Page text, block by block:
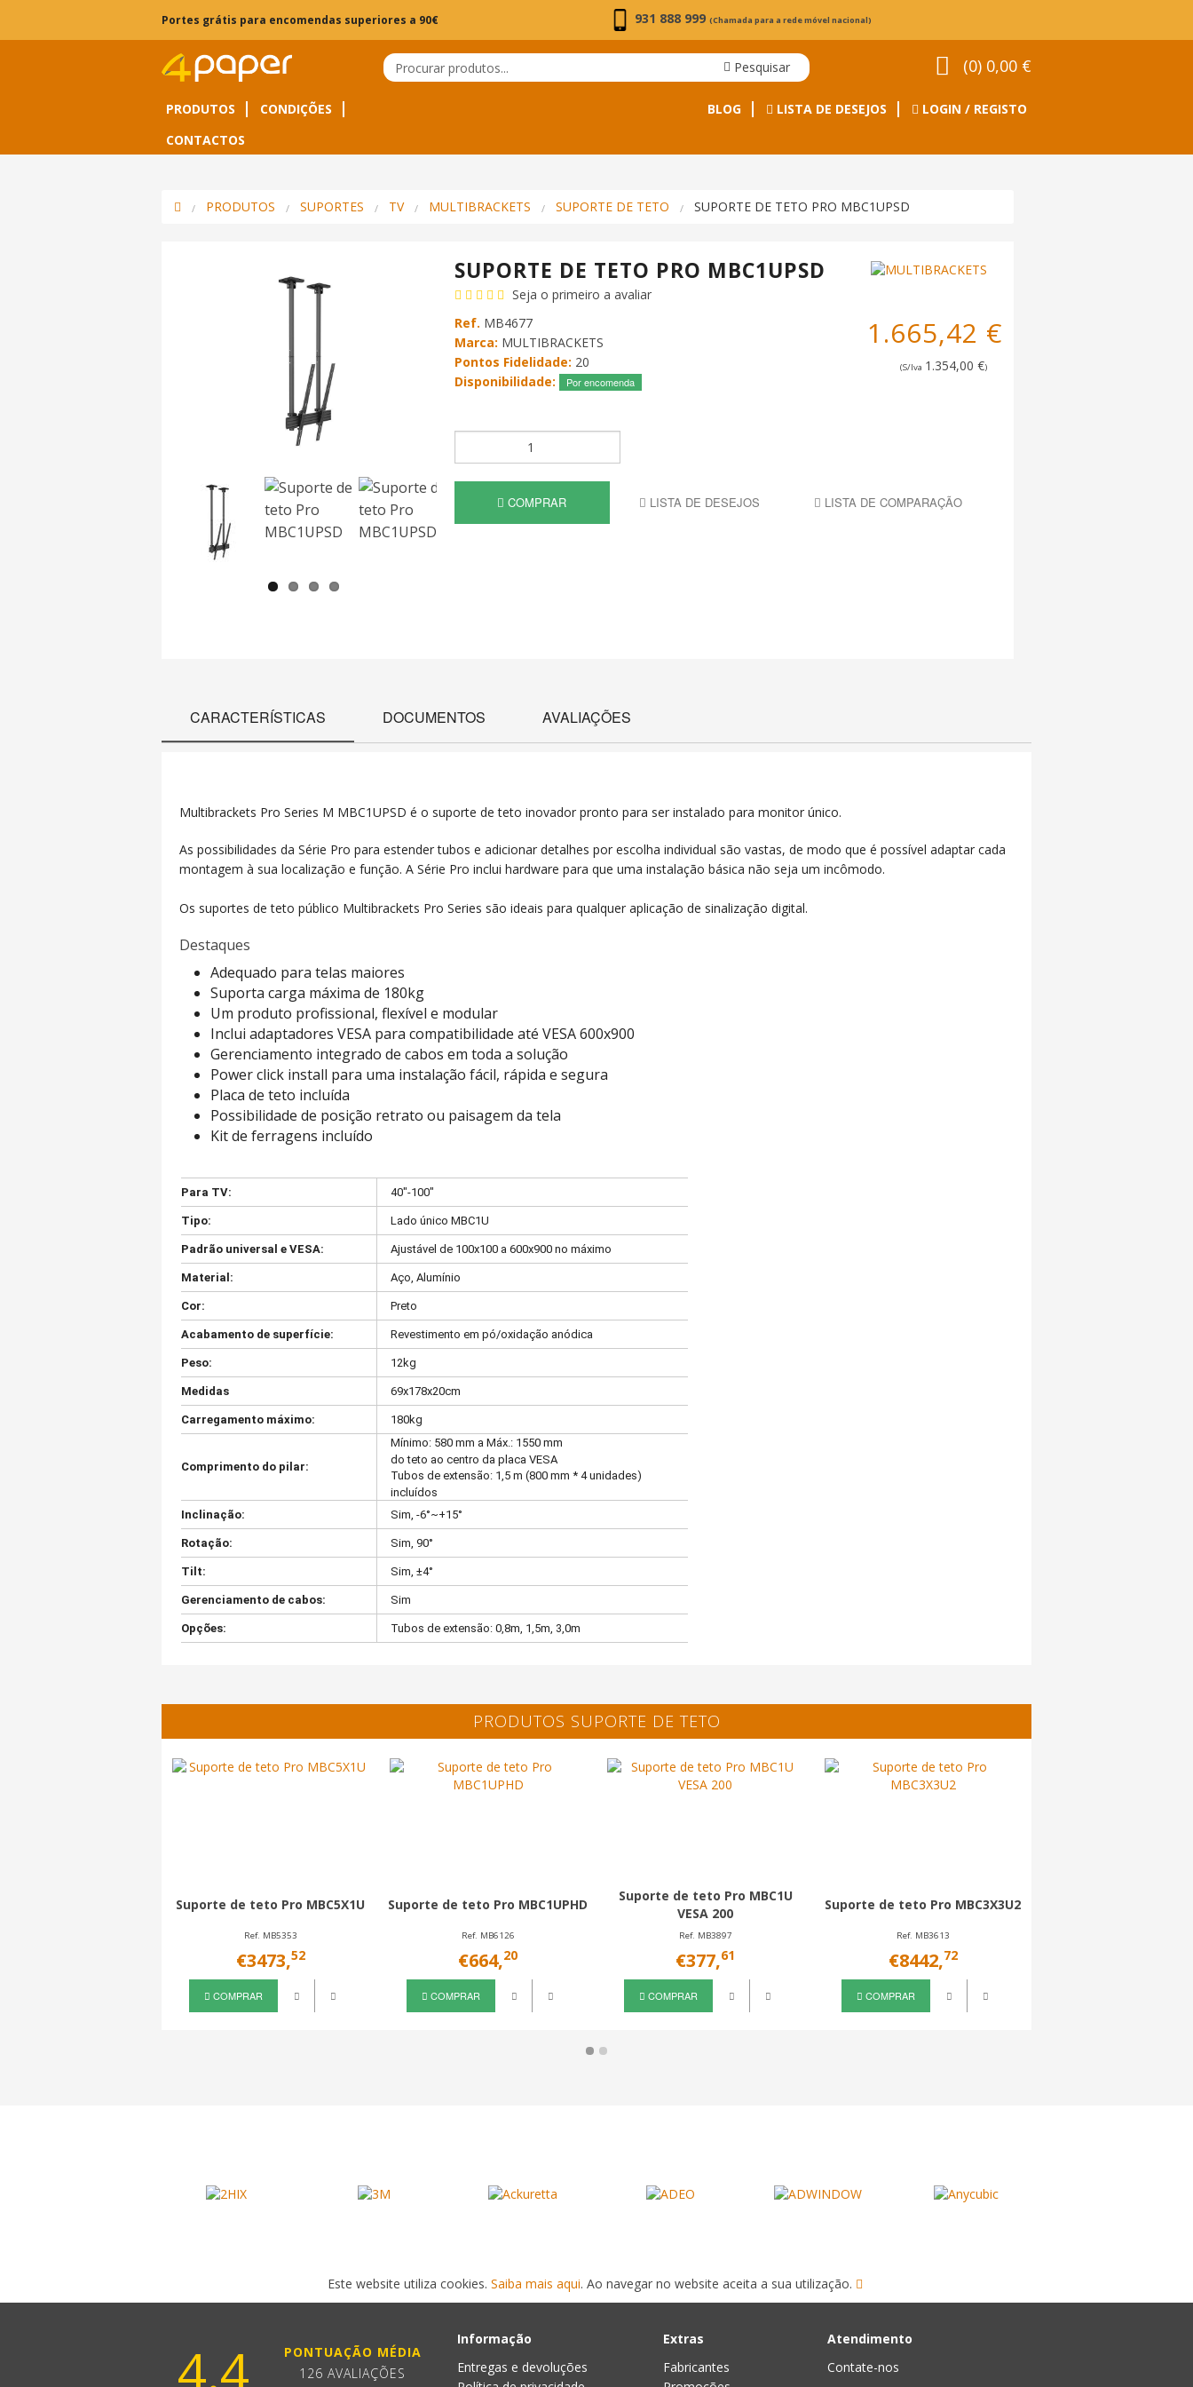
Portes grátis para encomendas superiores a 90€ 931 888 999 (Chamada para a rede móvel nacional)
(0) 0,00 €
Pesquisar
PRODUTOS
CONDIÇÕES
CONTACTOS
BLOG LISTA DE DESEJOS LOGIN / REGISTO
PRODUTOS SUPORTES TV MULTIBRACKETS SUPORTE DE TETO SUPORTE DE TETO PRO MBC1UPSD
SUPORTE DE TETO PRO MBC1UPSD
Seja o primeiro a avaliar
Ref. MB4677
Marca: MULTIBRACKETS
Pontos Fidelidade: 20
Disponibilidade:
Por encomenda
1.665,42 €
(S/Iva 1.354,00 €)
COMPRAR LISTA DE DESEJOS LISTA DE COMPARAÇÃO
CARACTERÍSTICAS DOCUMENTOS AVALIAÇÕES
Multibrackets Pro Series M MBC1UPSD é o suporte de teto inovador pronto para ser instalado para monitor único.
As possibilidades da Série Pro para estender tubos e adicionar detalhes por escolha individual são vastas, de modo que é possível adaptar cada
montagem à sua localização e função. A Série Pro inclui hardware para que uma instalação básica não seja um incômodo.
Os suportes de teto público Multibrackets Pro Series são ideais para qualquer aplicação de sinalização digital.
Destaques
Adequado para telas maiores
Suporta carga máxima de 180kg
Um produto profissional, flexível e modular
Inclui adaptadores VESA para compatibilidade até VESA 600x900
Gerenciamento integrado de cabos em toda a solução
Power click install para uma instalação fácil, rápida e segura
Placa de teto incluída
Possibilidade de posição retrato ou paisagem da tela
Kit de ferragens incluído
Para TV: 40"-100"
Tipo: Lado único MBC1U
Padrão universal e VESA: Ajustável de 100x100 a 600x900 no máximo
Material: Aço, Alumínio
Cor: Preto
Acabamento de superfície: Revestimento em pó/oxidação anódica
Peso: 12kg
Medidas 69x178x20cm
Carregamento máximo: 180kg
Comprimento do pilar:
Mínimo: 580 mm a Máx.: 1550 mm
do teto ao centro da placa VESA
Tubos de extensão: 1,5 m (800 mm * 4 unidades)
incluídos
Inclinação:
Sim, -6°~+15°
Rotação: Sim, 90°
Tilt: Sim, ±4°
Gerenciamento de cabos: Sim
Opções: Tubos de extensão: 0,8m, 1,5m, 3,0m
PRODUTOS SUPORTE DE TETO
Suporte de teto Pro MBC5X1U
Ref. MB5353
€3473,52
COMPRAR
Suporte de teto Pro MBC1UPHD
Ref. MB6126
€664,20
COMPRAR
Suporte de teto Pro MBC1U
VESA 200
Ref. MB3897
€377,61
COMPRAR
Suporte de teto Pro MBC3X3U2
Ref. MB3613
€8442,72
COMPRAR
Este website utiliza cookies. Saiba mais aqui. Ao navegar no website aceita a sua utilização.
4.4
PONTUAÇÃO MÉDIA
126 AVALIAÇÕES
Informação
Entregas e devoluções
Extras
Fabricantes
Atendimento
Contate-nos